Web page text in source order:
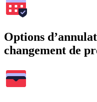
Options
changement de